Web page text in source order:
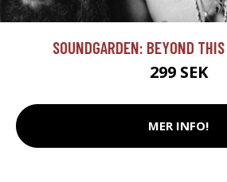
SOUNDGARDEN: BEYOND
299 SEK
MER INFO!